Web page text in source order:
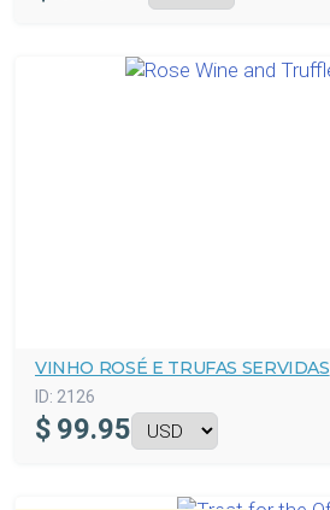
VINHO ROSÉ E TRUFAS SERVIDAS
ID: 2126
$ 99.95